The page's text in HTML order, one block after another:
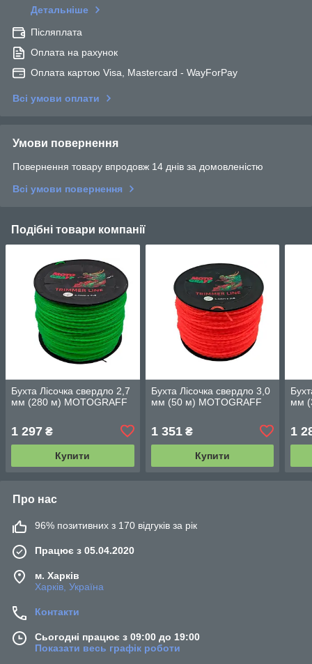
Детальніше
Післяплата
Оплата на рахунок
Оплата картою Visa, Mastercard - WayForPay
Всі умови оплати
Умови повернення
Повернення товару впродовж 14 днів за домовленістю
Всі умови повернення
Подібні товари компанії
Бухта Лісочка свердло 2,7
мм (280 м) MOTOGRAFF
1 297 ₴
Купити
Бухта Лісочка свердло 3,0
мм (50 м) MOTOGRAFF
1 351₴
Купити
мм
1
Про нас
96% позитивних з 170 відгуків за рік
Працює з 05.04.2020
м. Харків
Харків, Україна
Контакти
Сьогодні працює з 09:00 до 19:00
Показати весь графік роботи